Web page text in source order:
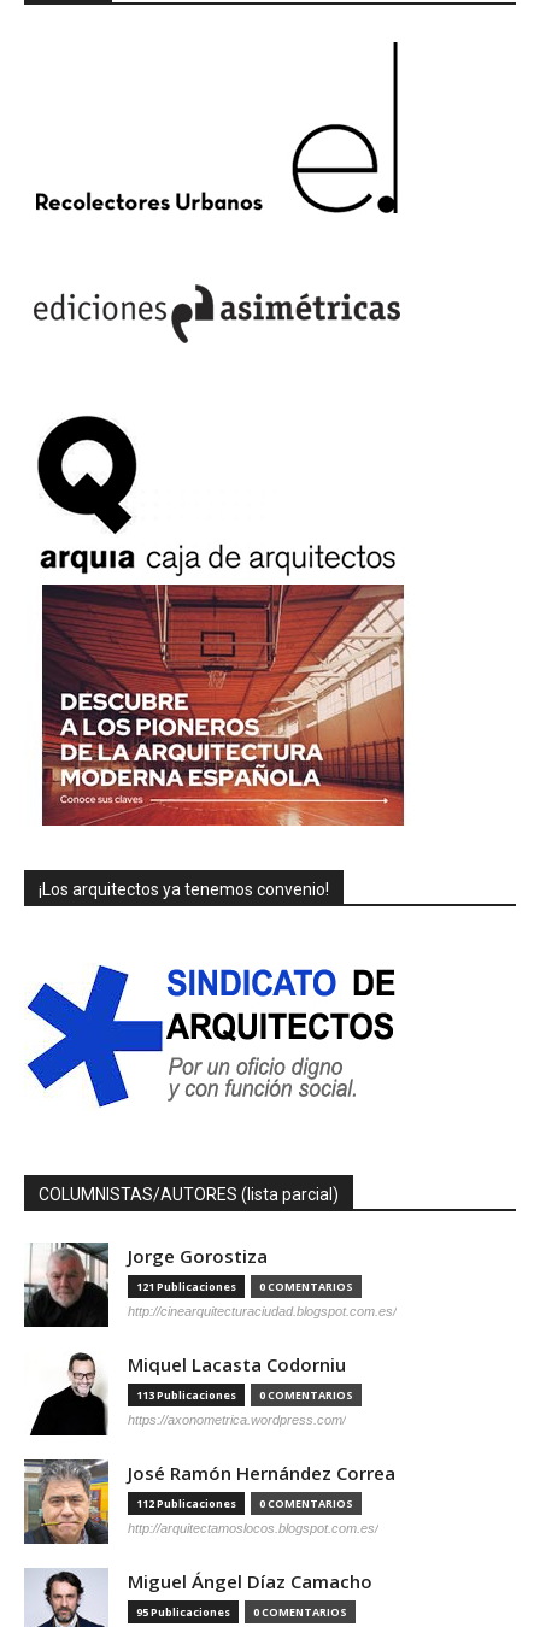
¡Los arquitectos ya tenemos convenio!
COLUMNISTAS/AUTORES (lista parcial)
Jorge Gorostiza
121 Publicaciones 0 COMENTARIOS
http://cinearquitecturaciudad.blogspot.com.es/
Miquel Lacasta Codorniu
113 Publicaciones 0 COMENTARIOS
https://axonometrica.wordpress.com/
José Ramón Hernández Correa
112 Publicaciones 0 COMENTARIOS
http://arquitectamoslocos.blogspot.com.es/
Miguel Ángel Díaz Camacho
95 Publicaciones 0 COMENTARIOS